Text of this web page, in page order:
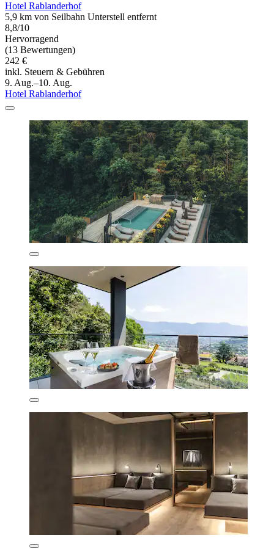
Hotel Rablanderhof
5,9 km von Seilbahn Unterstell entfernt
8,8/10
Hervorragend
(13 Bewertungen)
242 €
inkl. Steuern & Gebühren
9. Aug.–10. Aug.
Hotel Rablanderhof